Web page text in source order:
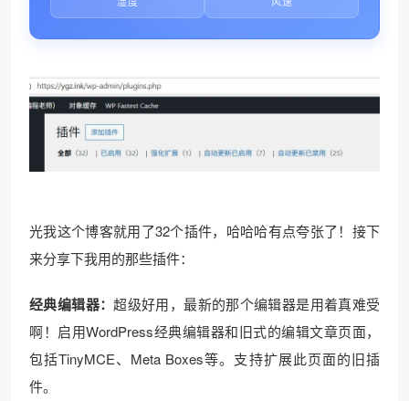
光我这个博客就用了32个插件，哈哈哈有点夸张了！接下
来分享下我用的那些插件：
经典编辑器：超级好用，最新的那个编辑器是用着真难受
啊！启用WordPress经典编辑器和旧式的编辑文章页面，
包括TinyMCE、Meta Boxes等。支持扩展此页面的旧插
件。